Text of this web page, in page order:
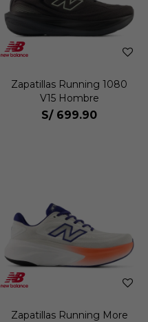
Zapatillas Running 1080
V15 Hombre
S/ 699.90
Zapatillas Running More